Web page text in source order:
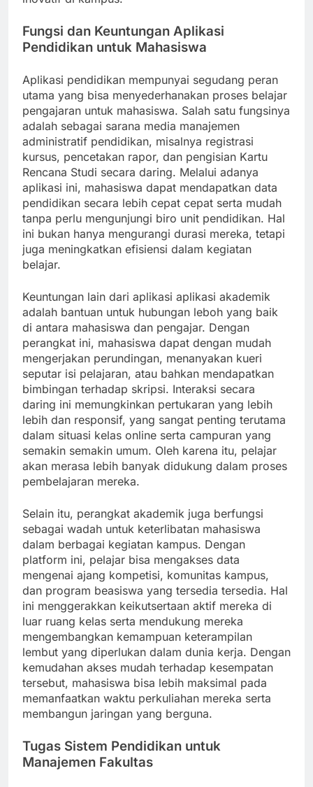
Fungsi dan Keuntungan Aplikasi
Pendidikan untuk Mahasiswa
Aplikasi pendidikan mempunyai segudang peran
utama yang bisa menyederhanakan proses belajar
pengajaran untuk mahasiswa. Salah satu fungsinya
adalah sebagai sarana media manajemen
administratif pendidikan, misalnya registrasi
kursus, pencetakan rapor, dan pengisian Kartu
Rencana Studi secara daring. Melalui adanya
aplikasi ini, mahasiswa dapat mendapatkan data
pendidikan secara lebih cepat cepat serta mudah
tanpa perlu mengunjungi biro unit pendidikan. Hal
ini bukan hanya mengurangi durasi mereka, tetapi
juga meningkatkan efisiensi dalam kegiatan
belajar.
Keuntungan lain dari aplikasi aplikasi akademik
adalah bantuan untuk hubungan leboh yang baik
di antara mahasiswa dan pengajar. Dengan
perangkat ini, mahasiswa dapat dengan mudah
mengerjakan perundingan, menanyakan kueri
seputar isi pelajaran, atau bahkan mendapatkan
bimbingan terhadap skripsi. Interaksi secara
daring ini memungkinkan pertukaran yang lebih
lebih dan responsif, yang sangat penting terutama
dalam situasi kelas online serta campuran yang
semakin semakin umum. Oleh karena itu, pelajar
akan merasa lebih banyak didukung dalam proses
pembelajaran mereka.
Selain itu, perangkat akademik juga berfungsi
sebagai wadah untuk keterlibatan mahasiswa
dalam berbagai kegiatan kampus. Dengan
platform ini, pelajar bisa mengakses data
mengenai ajang kompetisi, komunitas kampus,
dan program beasiswa yang tersedia tersedia. Hal
ini menggerakkan keikutsertaan aktif mereka di
luar ruang kelas serta mendukung mereka
mengembangkan kemampuan keterampilan
lembut yang diperlukan dalam dunia kerja. Dengan
kemudahan akses mudah terhadap kesempatan
tersebut, mahasiswa bisa lebih maksimal pada
memanfaatkan waktu perkuliahan mereka serta
membangun jaringan yang berguna.
Tugas Sistem Pendidikan untuk
Manajemen Fakultas